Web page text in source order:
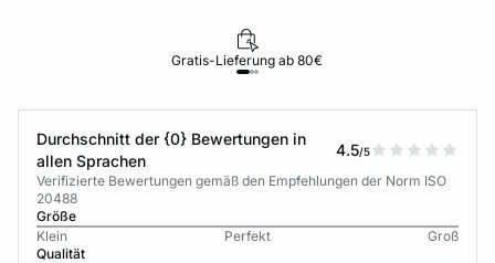
Gratis-Lieferung ab 80€
Durchschnitt der {0} Bewertungen in
allen Sprachen
4.5/5
Verifizierte Bewertungen gemäß den Empfehlungen der Norm ISO
20488
Größe
Klein
Perfekt
Groß
Qualität